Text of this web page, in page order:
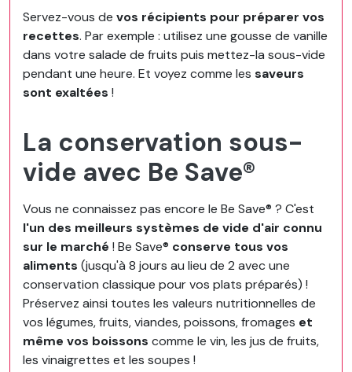
Servez-vous de vos récipients pour préparer vos
recettes. Par exemple : utilisez une gousse de vanille
dans votre salade de fruits puis mettez-la sous-vide
pendant une heure. Et voyez comme les saveurs
sont exaltées !
La conservation sous-
vide avec Be Save®
Vous ne connaissez pas encore le Be Save® ? C'est
l'un des meilleurs systèmes de vide d'air connu
sur le marché ! Be Save® conserve tous vos
aliments (jusqu'à 8 jours au lieu de 2 avec une
conservation classique pour vos plats préparés) !
Préservez ainsi toutes les valeurs nutritionnelles de
vos légumes, fruits, viandes, poissons, fromages et
même vos boissons comme le vin, les jus de fruits,
les vinaigrettes et les soupes !